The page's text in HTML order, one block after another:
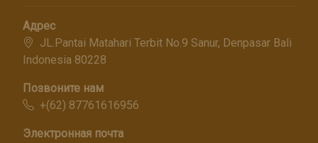
Адрес
JL.Pantai Matahari Terbit No.9 Sanur, Denpasar Bali
Indonesia 80228
Позвоните нам
+(62) 87761616956
Электронная почта